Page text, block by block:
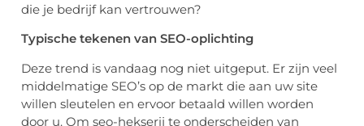
die je bedrijf kan vertrouwen?
Typische tekenen van SEO-oplichting
Deze trend is vandaag nog niet uitgeput. Er zijn veel
middelmatige SEO’s op de markt die aan uw site
willen sleutelen en ervoor betaald willen worden
door u. Om seo-hekserij te onderscheiden van